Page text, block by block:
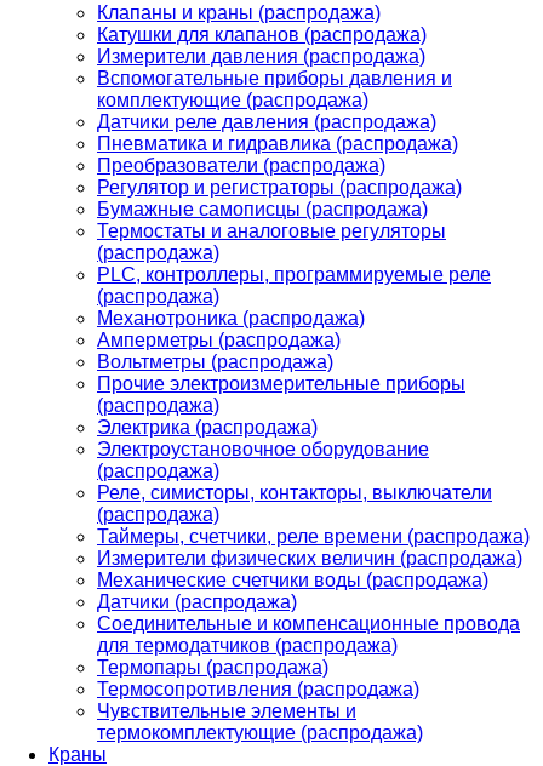
Клапаны и краны (распродажа)
Катушки для клапанов (распродажа)
Измерители давления (распродажа)
Вспомогательные приборы давления и
комплектующие (распродажа)
Датчики реле давления (распродажа)
Пневматика и гидравлика (распродажа)
Преобразователи (распродажа)
Регулятор и регистраторы (распродажа)
Бумажные самописцы (распродажа)
Термостаты и аналоговые регуляторы
(распродажа)
PLС, контроллеры, программируемые реле
(распродажа)
Механотроника (распродажа)
Амперметры (распродажа)
Вольтметры (распродажа)
Прочие электроизмерительные приборы
(распродажа)
Электрика (распродажа)
Электроустановочное оборудование
(распродажа)
Реле, симисторы, контакторы, выключатели
(распродажа)
Таймеры, счетчики, реле времени (распродажа)
Измерители физических величин (распродажа)
Механические счетчики воды (распродажа)
Датчики (распродажа)
Соединительные и компенсационные провода
для термодатчиков (распродажа)
Термопары (распродажа)
Термосопротивления (распродажа)
Чувствительные элементы и
термокомплектующие (распродажа)
Краны